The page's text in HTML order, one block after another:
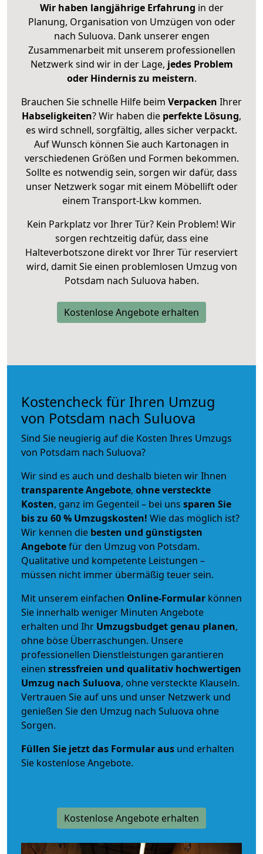
Wir haben langjährige Erfahrung in der
Planung, Organisation von Umzügen von oder
nach Suluova. Dank unserer engen
Zusammenarbeit mit unserem professionellen
Netzwerk sind wir in der Lage, jedes Problem
oder Hindernis zu meistern.
Brauchen Sie schnelle Hilfe beim Verpacken Ihrer
Habseligkeiten? Wir haben die perfekte Lösung,
es wird schnell, sorgfältig, alles sicher verpackt.
Auf Wunsch können Sie auch Kartonagen in
verschiedenen Größen und Formen bekommen.
Sollte es notwendig sein, sorgen wir dafür, dass
unser Netzwerk sogar mit einem Möbellift oder
einem Transport-Lkw kommen.
Kein Parkplatz vor Ihrer Tür? Kein Problem! Wir
sorgen rechtzeitig dafür, dass eine
Halteverbotszone direkt vor Ihrer Tür reserviert
wird, damit Sie einen problemlosen Umzug von
Potsdam nach Suluova haben.
Kostenlose Angebote erhalten
Kostencheck für Ihren Umzug
von Potsdam nach Suluova
Sind Sie neugierig auf die Kosten Ihres Umzugs
von Potsdam nach Suluova?
Wir sind es auch und deshalb bieten wir Ihnen
transparente Angebote, ohne versteckte
Kosten, ganz im Gegenteil – bei uns sparen Sie
bis zu 60 % Umzugskosten! Wie das möglich ist?
Wir kennen die besten und günstigsten
Angebotefür den Umzug von Potsdam.
Qualitative und kompetente Leistungen –
müssen nicht immer übermäßig teuer sein.
Mit unserem einfachen Online-Formular können
Sie innerhalb weniger Minuten Angebote
erhalten und Ihr Umzugsbudgetgenau planen,
ohne böse Überraschungen. Unsere
professionellen Dienstleistungen garantieren
einen stressfreien und qualitativ hochwertigen
Umzug nach Suluova, ohne versteckte Klauseln.
Vertrauen Sie auf uns und unser Netzwerk und
genießen Sie den Umzug nach Suluova ohne
Sorgen.
Füllen Sie jetzt das Formular aus und erhalten
Sie kostenlose Angebote.
Kostenlose Angebote erhalten